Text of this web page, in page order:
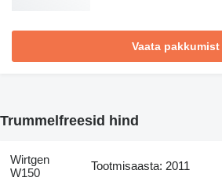
Vaata pakkumist
Trummelfreesid hind
Wirtgen
W150
Tootmisaasta: 2011